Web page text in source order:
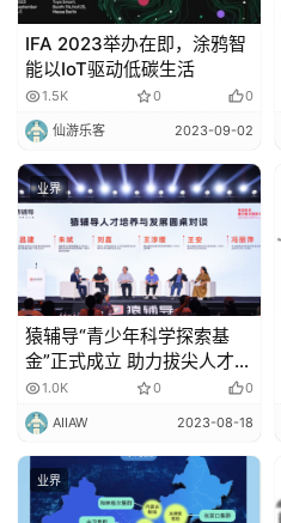
IFA 2023举办在即，涂鸦智
能以IoT驱动低碳生活
1.5K 0 0
仙游乐客 2023-09-02
业界
猿辅导“青少年科学探索基
金”正式成立 助力拔尖人才培
养1.0K 0 0
AIIAW 2023-08-18
业界